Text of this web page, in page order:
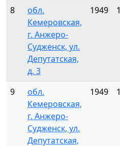
8
обл.
Кемеровская,
г. Анжеро-
Судженск, ул.
Депутатская,
д. 3
1949 1
9
обл.
Кемеровская,
г. Анжеро-
Судженск, ул.
Депутатская,
1949 1